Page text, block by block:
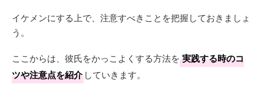
イケメンにする上で、注意すべきことを把握しておきましょ
う。
ここからは、彼氏をかっこよくする方法を 実践する時のコ
ツや注意点を紹介 していきます。